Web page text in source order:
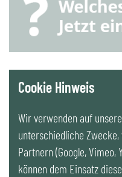
YouTube
LinkedIn
Newsletter
Cookie Hinweis
Wir verwenden auf
unterschiedliche
Partnern (Google, Vimeo,
können dem Einsatz